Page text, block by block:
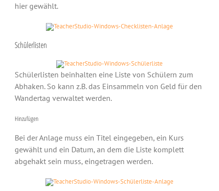
hier gewählt.
Schülerlisten
Schülerlisten beinhalten eine Liste von Schülern zum
Abhaken. So kann z.B. das Einsammeln von Geld für den
Wandertag verwaltet werden.
Hinzufügen
Bei der Anlage muss ein Titel eingegeben, ein Kurs
gewählt und ein Datum, an dem die Liste komplett
abgehakt sein muss, eingetragen werden.